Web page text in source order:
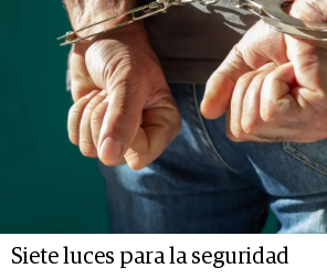
Siete luces para la seguridad